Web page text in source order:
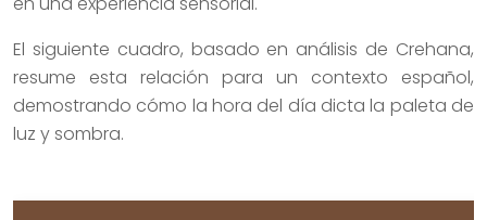
El siguiente cuadro, basado en análisis de Crehana,
resume esta relación para un contexto español,
demostrando cómo la hora del día dicta la paleta de
luz y sombra.